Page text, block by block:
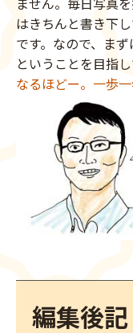
はきちんと書き下
です。なので、ま
ということを目指し
なるほどー。一歩
編集後記